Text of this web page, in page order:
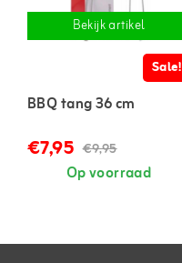
Bekijk artikel
Sale!
BBQ tang 36 cm
€7,95 €9,95
Op voorraad